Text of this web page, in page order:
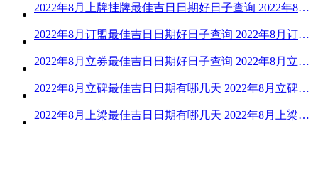
2022年8月上牌挂牌最佳吉日日期好日子查询 2022年8月上牌吉日精选
2022年8月订盟最佳吉日日期好日子查询 2022年8月订盟黄道吉日一览
2022年8月立券最佳吉日日期好日子查询 2022年8月立券的黄道吉日一览
2022年8月立碑最佳吉日日期有哪几天 2022年8月立碑吉日查询
2022年8月上梁最佳吉日日期有哪几天 2022年8月上梁的黄道吉日